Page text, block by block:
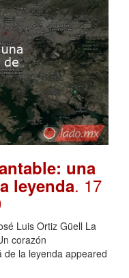
una
leyenda. 17
Luis Ortiz Güell La
corazón
la leyenda appeared